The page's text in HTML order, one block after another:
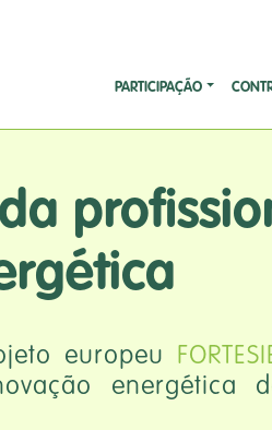
PARTICIPAÇÃO
europeu
energética